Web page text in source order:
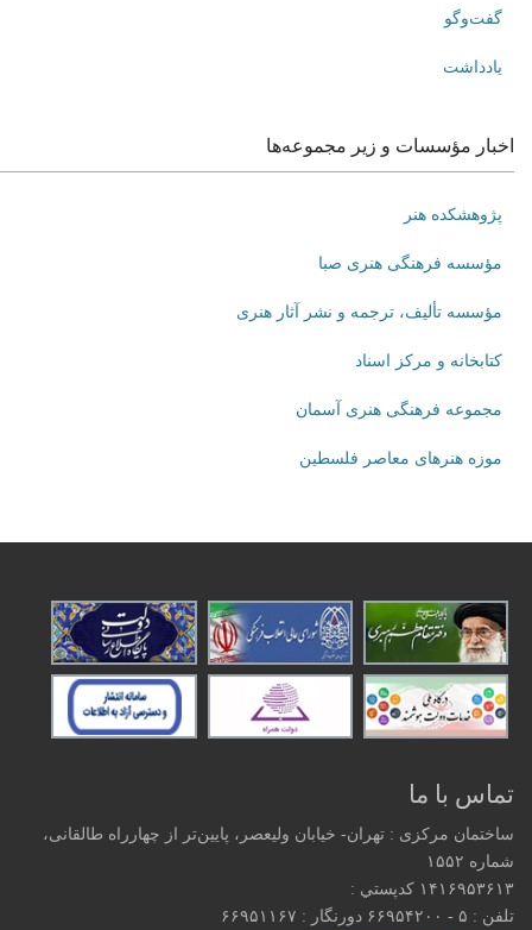
گفت‌وگو
یادداشت
اخبار مؤسسات و زیر مجموعه‌ها
پژوهشکده هنر
مؤسسه فرهنگی هنری صبا
مؤسسه تألیف، ترجمه و نشر آثار هنری
کتابخانه و مرکز اسناد
مجموعه فرهنگی هنری آسمان
موزه هنرهای‌ معاصر فلسطین
تماس با ما
ساختمان مرکزی : تهران- خیابان ولیعصر، پایین‌تر از چهارراه طالقانی،
شماره ۱۵۵۲
۱۴۱۶۹۵۳۶۱۳ كدپستي :
تلفن : ۵ - ۶۶۹۵۴۲۰۰ دورنگار : ۶۶۹۵۱۱۶۷